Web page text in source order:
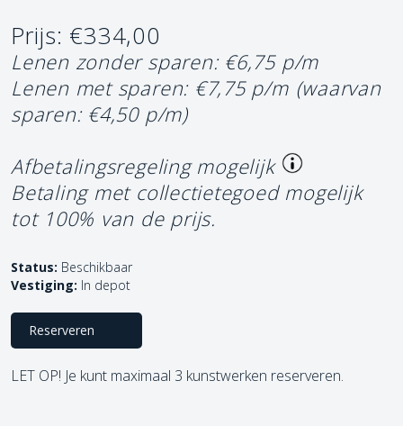
Prijs: €334,00
Lenen zonder sparen: €6,75 p/m
Lenen met sparen: €7,75 p/m (waarvan
sparen: €4,50 p/m)
Afbetalingsregeling mogelijk
Betaling met collectietegoed mogelijk
tot 100% van de prijs.
Status: Beschikbaar
Vestiging: In depot
Reserveren
LET OP! Je kunt maximaal 3 kunstwerken reserveren.